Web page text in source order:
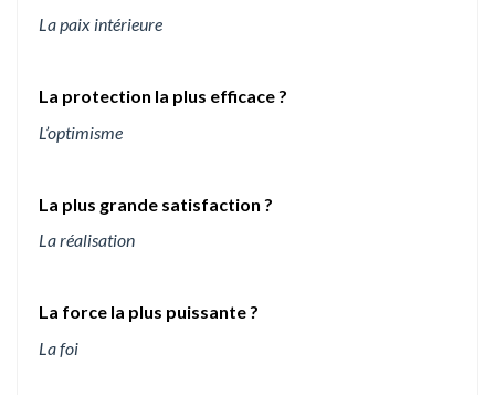
La paix intérieure
La protection la plus efficace ?
L’optimisme
La plus grande satisfaction ?
La réalisation
La force la plus puissante ?
La foi